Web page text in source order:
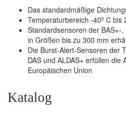
Das standardmäßige
Temperaturbereich -40º C bis
Standardsensoren der BAS+-
in Größen bis zu 300 mm
Die Burst-Alert-Sensoren der
DAS und ALDAS+ erfüllen die
Europäischen Union
Katalog